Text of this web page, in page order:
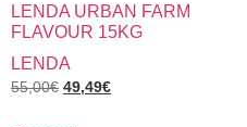
LENDA URBAN FARM
FLAVOUR 15KG
LENDA
55,00€ 49,49€